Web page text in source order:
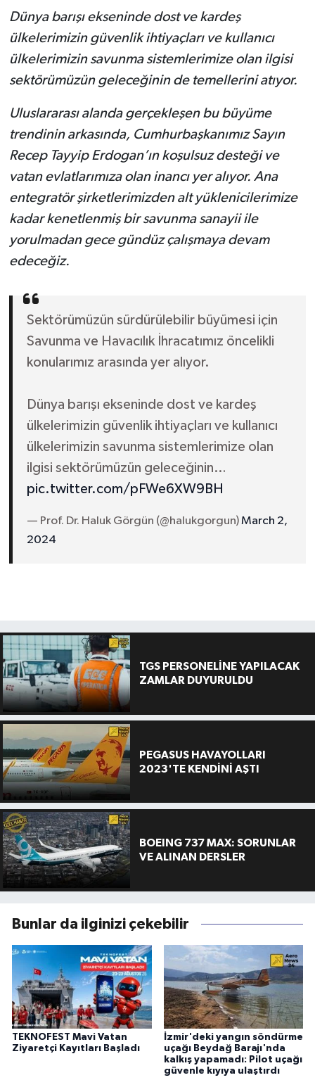
Dünya barışı ekseninde dost ve kardeş
ülkelerimizin güvenlik ihtiyaçları ve kullanıcı
ülkelerimizin savunma sistemlerimize olan ilgisi
sektörümüzün geleceğinin de temellerini atıyor.
Uluslararası alanda gerçekleşen bu büyüme
trendinin arkasında, Cumhurbaşkanımız Sayın
Recep Tayyip Erdogan’ın koşulsuz desteği ve
vatan evlatlarımıza olan inancı yer alıyor. Ana
entegratör şirketlerimizden alt yüklenicilerimize
kadar kenetlenmiş bir savunma sanayii ile
yorulmadan gece gündüz çalışmaya devam
edeceğiz.
Sektörümüzün sürdürülebilir büyümesi için
Savunma ve Havacılık İhracatımız öncelikli
konularımız arasında yer alıyor.
Dünya barışı ekseninde dost ve kardeş
ülkelerimizin güvenlik ihtiyaçları ve kullanıcı
ülkelerimizin savunma sistemlerimize olan
ilgisi sektörümüzün geleceğinin…
pic.twitter.com/pFWe6XW9BH
— Prof. Dr. Haluk Görgün (@halukgorgun)March 2,
2024
TGS PERSONELİNE YAPILACAK
ZAMLAR DUYURULDU
PEGASUS HAVAYOLLARI
2023'TE KENDİNİ AŞTI
BOEING 737 MAX: SORUNLAR
VE ALINAN DERSLER
Bunlar da ilginizi çekebilir
TEKNOFEST Mavi Vatan
Ziyaretçi Kayıtları Başladı
İzmir'deki yangın söndürme
uçağı Beydağ Barajı'nda
kalkış yapamadı: Pilot uçağı
güvenle kıyıya ulaştırdı